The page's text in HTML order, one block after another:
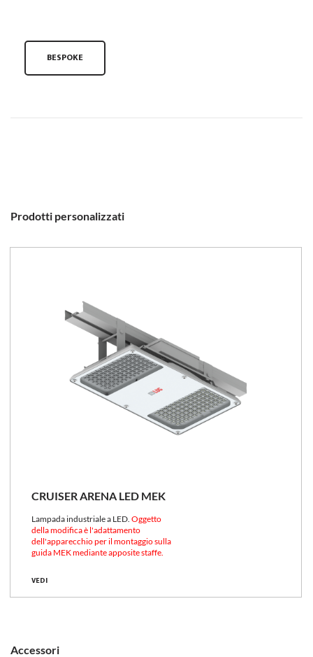
BESPOKE
Prodotti personalizzati
CRUISER ARENA LED MEK
Lampada industriale a LED. Oggetto
della modifica è l'adattamento
dell'apparecchio per il montaggio sulla
guida MEK mediante apposite staffe.
VEDI
Accessori